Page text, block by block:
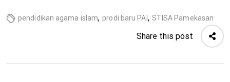
pendidikan agama islam, prodi baru PAI , STISA Pamekasan
Share this post